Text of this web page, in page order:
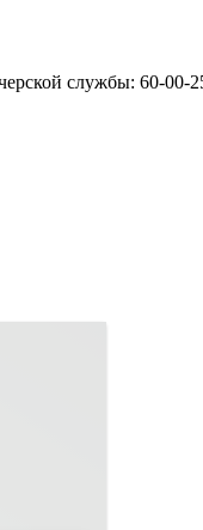
службы: 60-00-